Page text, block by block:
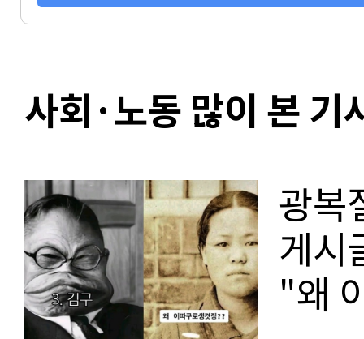
사회·노동 많이 본 기
광복
게시
"왜